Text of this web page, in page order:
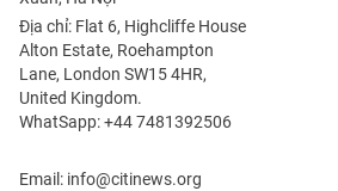
Địa chỉ: Flat 6, Highcliffe House
Alton Estate, Roehampton
Lane, London SW15 4HR,
United Kingdom.
WhatSapp: +44 7481392506
Email: info@citinews.org